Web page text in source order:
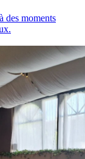
des moments